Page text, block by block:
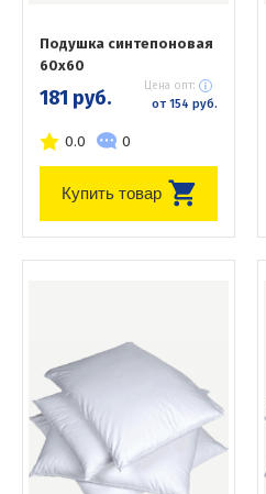
Подушка синтепоновая
60х60
181 руб. Цена опт:
от 154 руб.
0.0 0
Купить товар